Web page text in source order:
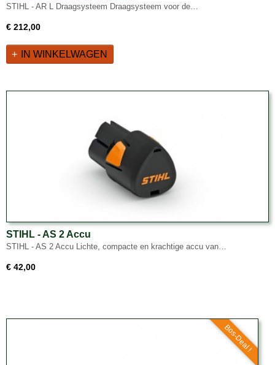
STIHL - AR L Draagsysteem Draagsysteem voor de…
€ 212,00
IN WINKELWAGEN
STIHL - AS 2 Accu
STIHL - AS 2 Accu Lichte, compacte en krachtige accu van…
€ 42,00
Bos-Deal !